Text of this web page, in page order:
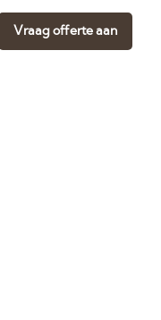
Vraag offerte aan